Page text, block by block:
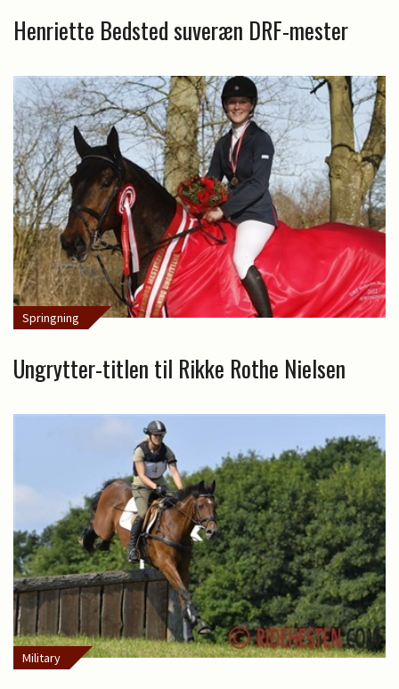
Henriette Bedsted suveræn DRF-mester
Springning
Ungrytter-titlen til Rikke Rothe Nielsen
Military